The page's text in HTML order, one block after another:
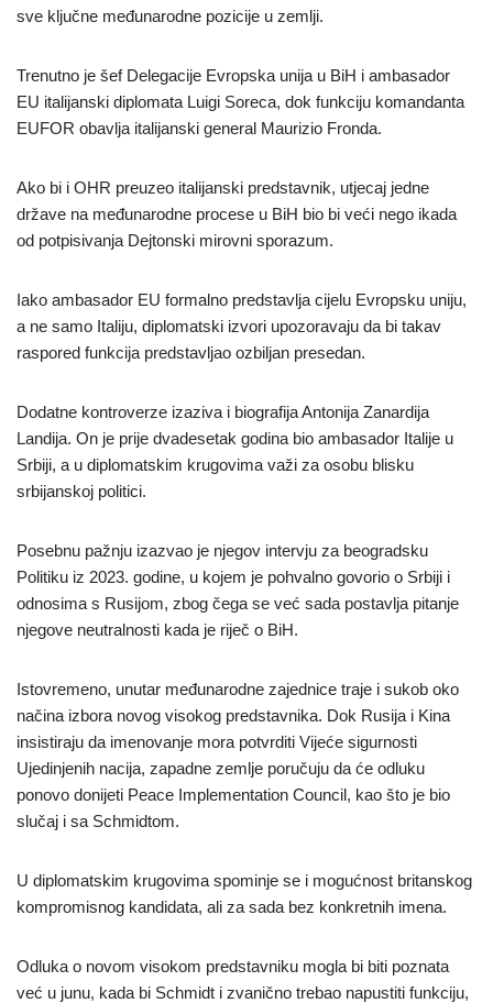
sve ključne međunarodne pozicije u zemlji.
Trenutno je šef Delegacije Evropska unija u BiH i ambasador
EU italijanski diplomata Luigi Soreca, dok funkciju komandanta
EUFOR obavlja italijanski general Maurizio Fronda.
Ako bi i OHR preuzeo italijanski predstavnik, utjecaj jedne
države na međunarodne procese u BiH bio bi veći nego ikada
od potpisivanja Dejtonski mirovni sporazum.
Iako ambasador EU formalno predstavlja cijelu Evropsku uniju,
a ne samo Italiju, diplomatski izvori upozoravaju da bi takav
raspored funkcija predstavljao ozbiljan presedan.
Dodatne kontroverze izaziva i biografija Antonija Zanardija
Landija. On je prije dvadesetak godina bio ambasador Italije u
Srbiji, a u diplomatskim krugovima važi za osobu blisku
srbijanskoj politici.
Posebnu pažnju izazvao je njegov intervju za beogradsku
Politiku iz 2023. godine, u kojem je pohvalno govorio o Srbiji i
odnosima s Rusijom, zbog čega se već sada postavlja pitanje
njegove neutralnosti kada je riječ o BiH.
Istovremeno, unutar međunarodne zajednice traje i sukob oko
načina izbora novog visokog predstavnika. Dok Rusija i Kina
insistiraju da imenovanje mora potvrditi Vijeće sigurnosti
Ujedinjenih nacija, zapadne zemlje poručuju da će odluku
ponovo donijeti Peace Implementation Council, kao što je bio
slučaj i sa Schmidtom.
U diplomatskim krugovima spominje se i mogućnost britanskog
kompromisnog kandidata, ali za sada bez konkretnih imena.
Odluka o novom visokom predstavniku mogla bi biti poznata
već u junu, kada bi Schmidt i zvanično trebao napustiti funkciju,